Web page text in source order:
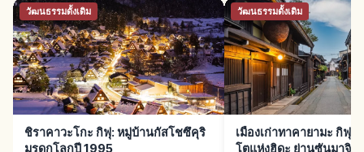
วัฒนธรรมดั้งเดิม
ชิราคาวะโกะ กิฟุ: หมู่บ้านกัสโชซึคุริ
มรดกโลกปี 1995
วัฒนธรรมดั้งเดิม
เมืองเก่าทาคายามะ กิฟุ:
โตแห่งฮิดะ ย่านซันมาจิ